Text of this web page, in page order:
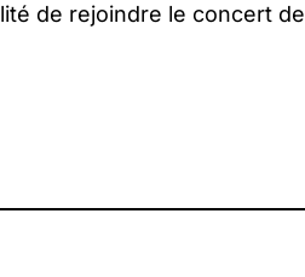
de rejoindre le concert de